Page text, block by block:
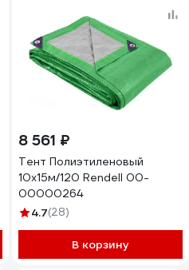
8 561 ₽
Тент Полиэтиленовый
10х15м/120 Rendell 00-
00000264
4.7(28)
В корзину